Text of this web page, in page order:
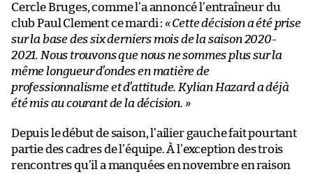
Cercle Bruges, comme l’a annoncé l’entraîneur du
club Paul Clement ce mardi : « Cette décision a été prise
sur la base des six derniers mois de la saison 2020-
2021. Nous trouvons que nous ne sommes plus sur la
même longueur d’ondes en matière de
professionnalisme et d’attitude. Kylian Hazard a déjà
été mis au courant de la décision. »
Depuis le début de saison, l’ailier gauche fait pourtant
partie des cadres de l’équipe. À l’exception des trois
rencontres qu’il a manquées en novembre en raison